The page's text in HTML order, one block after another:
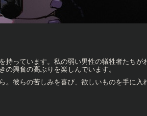
持っています。私の弱い男性の犠牲者たち
の興奮の高ぶりを楽しんでいます。
。彼らの苦しみを喜び、欲しいものを手に